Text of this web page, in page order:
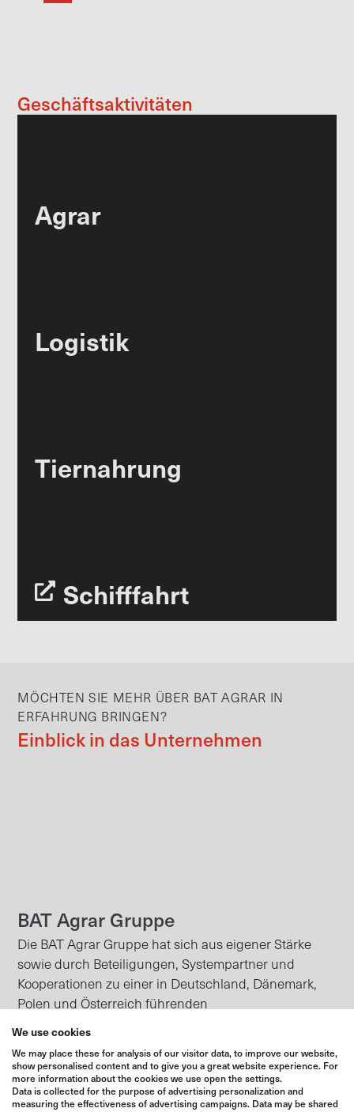
Geschäftsaktivitäten
Agrar
Logistik
Tiernahrung
Schifffahrt
MÖCHTEN SIE MEHR ÜBER BAT AGRAR IN
ERFAHRUNG BRINGEN?
Einblick in das Unternehmen
BAT Agrar Gruppe
Die BAT Agrar Gruppe hat sich aus eigener Stärke
sowie durch Beteiligungen, Systempartner und
Kooperationen zu einer in Deutschland, Dänemark,
Polen und Österreich führenden
Mehr zur BAT Agrar Gruppe
We use cookies
We may place these for analysis of our visitor data, to improve our website,
show personalised content and to give you a great website experience. For
more information about the cookies we use open the settings.
Data is collected for the purpose of advertising personalization and
measuring the effectiveness of advertising campaigns. Data may be shared